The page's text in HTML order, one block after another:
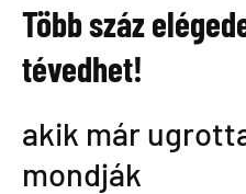
Több száz
tévedhet!
akik már
mondják